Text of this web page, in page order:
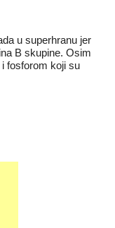
u superhranu jer
B skupine. Osim
fosforom koji su